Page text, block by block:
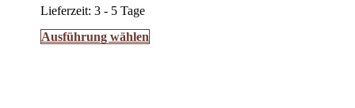
Lieferzeit:3 - 5 Tage
Ausführung wählen